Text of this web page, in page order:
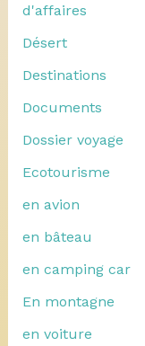
d'affaires
Désert
Destinations
Documents
Dossier voyage
Ecotourisme
en avion
en bâteau
en camping car
En montagne
en voiture